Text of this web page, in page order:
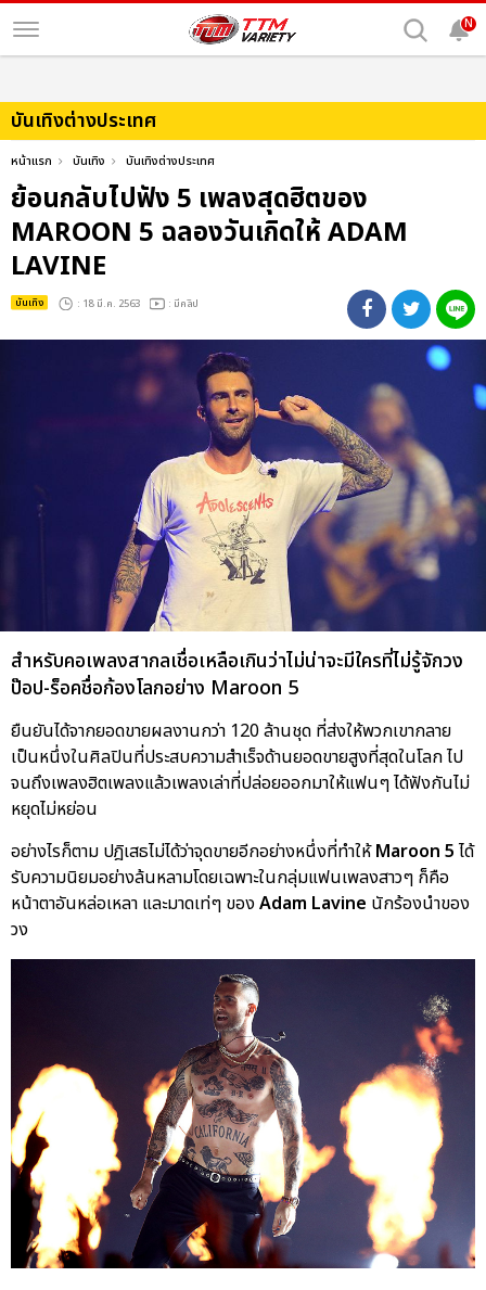
N
บันเทิงต่างประเทศ
หน้าแรก บันเทิง บันเทิงต่างประเทศ
ย้อนกลับไปฟัง 5 เพลงสุดฮิตของ
MAROON 5 ฉลองวันเกิดให้ ADAM
LAVINE
บันเทิง : 18 มี.ค. 2563 : มีคลิป
สำหรับคอเพลงสากลเชื่อเหลือเกินว่าไม่น่าจะมีใครที่ไม่รู้จักวง
ป๊อป-ร็อคชื่อก้องโลกอย่าง Maroon 5
ยืนยันได้จากยอดขายผลงานกว่า 120 ล้านชุด ที่ส่งให้พวกเขากลาย
เป็นหนึ่งในศิลปินที่ประสบความสำเร็จด้านยอดขายสูงที่สุดในโลก ไป
จนถึงเพลงฮิตเพลงแล้วเพลงเล่าที่ปล่อยออกมาให้แฟนๆ ได้ฟังกันไม่
หยุดไม่หย่อน
อย่างไรก็ตาม ปฎิเสธไม่ได้ว่าจุดขายอีกอย่างหนึ่งที่ทำให้Maroon 5 ได้
รับความนิยมอย่างล้นหลามโดยเฉพาะในกลุ่มแฟนเพลงสาวๆ ก็คือ
หน้าตาอันหล่อเหลา และมาดเท่ๆ ของAdam Lavine นักร้องนำของ
วง